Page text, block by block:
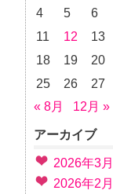
4
5 6
11
12 13
18
19 20
25
26 27
« 8月
12月 »
アーカイブ
2026年3月
2026年2月